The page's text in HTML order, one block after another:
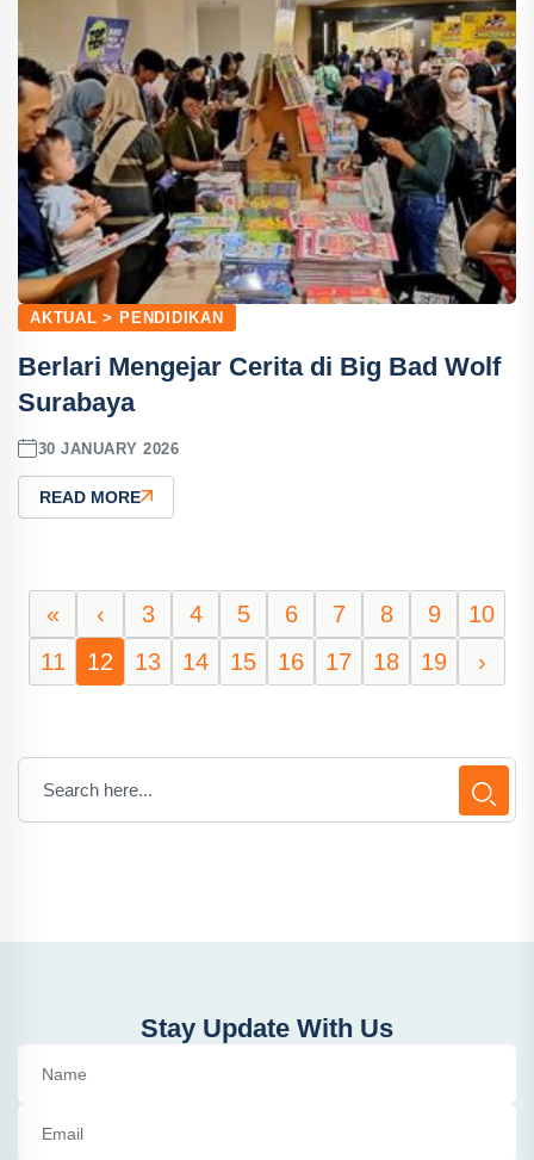
AKTUAL > PENDIDIKAN
Berlari Mengejar Cerita di Big Bad Wolf
Surabaya
30 JANUARY 2026
READ MORE
« ‹ 3 4 5 6 7 8 9
10
11
12 13 14 15 16 17 18 19 ›
Stay Update With Us